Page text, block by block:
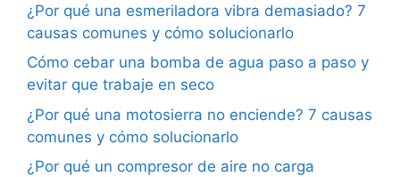
¿Por qué una esmeriladora vibra demasiado? 7
causas comunes y cómo solucionarlo
Cómo cebar una bomba de agua paso a paso y
evitar que trabaje en seco
¿Por qué una motosierra no enciende? 7 causas
comunes y cómo solucionarlo
¿Por qué un compresor de aire no carga